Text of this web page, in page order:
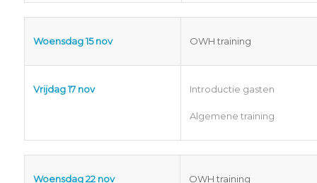
Woensdag 15 nov OWH training
Vrijdag 17 nov Introductie gasten
Algemene training
Woensdag 22 nov OWH training